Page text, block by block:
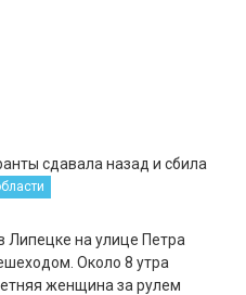
Липецке на улице Петра
Около 8 утра
женщина за рулем